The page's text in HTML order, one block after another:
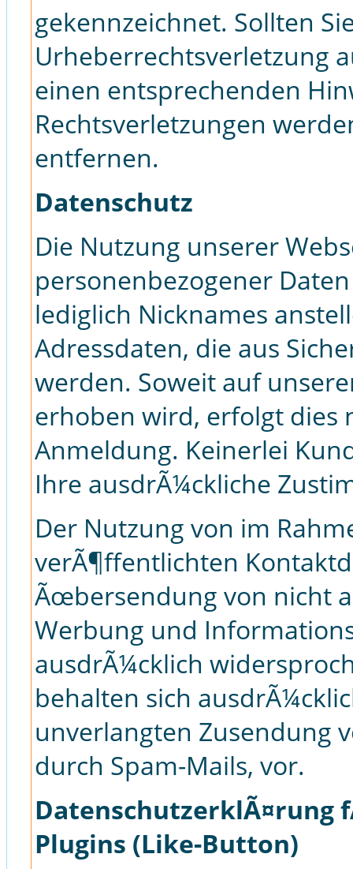
gekennzeichnet. Sollten
Urheberrechtsverletzung
einen entsprechenden
Rechtsverletzungen
entfernen.
Datenschutz
Die Nutzung unserer
personenbezogener
lediglich Nicknames
Adressdaten, die aus
werden. Soweit auf
erhoben wird, erfolgt dies
Anmeldung. Keinerlei
Ihre ausdrÃ¼ckliche
Der Nutzung von im
verÃ¶ffentlichten
Ãœbersendung von nicht
Werbung und
ausdrÃ¼cklich
behalten sich
unverlangten Zusendung
durch Spam-Mails, vor.
DatenschutzerklÃ¤rung
Plugins (Like-Button)